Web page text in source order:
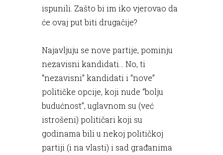
ispunili. Zašto bi im iko vjerovao da
će ovaj put biti drugačije?
Najavljuju se nove partije, pominju
nezavisni kandidati... No, ti
“nezavisni” kandidati i “nove”
političke opcije, koji nude “bolju
budućnost”, uglavnom su (već
istrošeni) političari koji su
godinama bili u nekoj političkoj
partiji (i na vlasti) i sad građanima